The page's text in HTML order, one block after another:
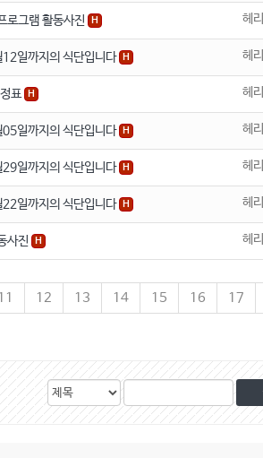
로그램 활동사진 H 헤
일까지의 식단입니다 H 헤
표 H 헤
일까지의 식단입니다 H 헤
일까지의 식단입니다 H 헤
일까지의 식단입니다 H 헤
사진 H 헤
11 12 13 14 15 16 17
검
색
색